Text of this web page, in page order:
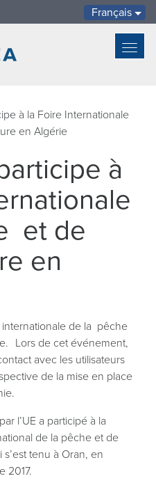
Français
à la Foire Internationale
en Algérie
à
et de
en
internationale de la pêche
Lors de cet événement,
avec les utilisateurs
de la mise en place
l’UE a participé à la
de la pêche et de
s’est tenu à Oran, en
2017.